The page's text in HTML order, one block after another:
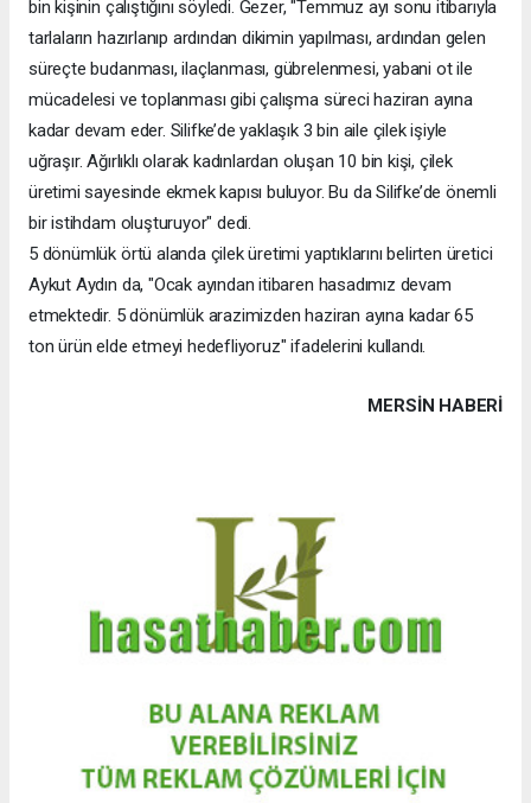
bin kişinin çalıştığını söyledi. Gezer, "Temmuz ayı sonu itibarıyla
tarlaların hazırlanıp ardından dikimin yapılması, ardından gelen
süreçte budanması, ilaçlanması, gübrelenmesi, yabani ot ile
mücadelesi ve toplanması gibi çalışma süreci haziran ayına
kadar devam eder. Silifke’de yaklaşık 3 bin aile çilek işiyle
uğraşır. Ağırlıklı olarak kadınlardan oluşan 10 bin kişi, çilek
üretimi sayesinde ekmek kapısı buluyor. Bu da Silifke’de önemli
bir istihdam oluşturuyor" dedi.
5 dönümlük örtü alanda çilek üretimi yaptıklarını belirten üretici
Aykut Aydın da, "Ocak ayından itibaren hasadımız devam
etmektedir. 5 dönümlük arazimizden haziran ayına kadar 65
ton ürün elde etmeyi hedefliyoruz" ifadelerini kullandı.
MERSIN HABERİ